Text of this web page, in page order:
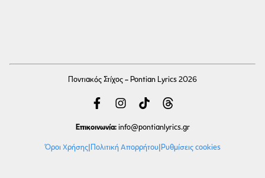
Ποντιακός Στίχος - Pontian Lyrics 2026
Επικοινωνία: info@pontianlyrics.gr
Όροι Χρήσης| Πολιτική Απορρήτου| Ρυθμίσεις cookies